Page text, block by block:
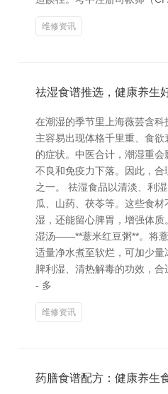
维修资讯
祛湿食谱推选，健康养生
在潮湿的季节里上海薇芸含
主容易出现体格千里重、食
的症状。中医合计，潮湿重
不良和免疫力下落。因此，
之一。 祛湿食品以清淡、利
瓜、山药、茯苓等。这些食
湿，还能留心脾胃，增强体
湿汤——**薏米红豆粥**。将
适量净水煮至软烂，可加少
脾利湿、清热解毒的功效，
- 多
维修资讯
药膳食谱配方：健康养生